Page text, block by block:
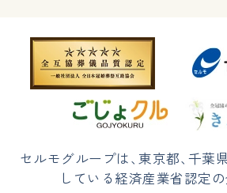
セルモグループは、東京都、 千葉
している経済産業省認定の